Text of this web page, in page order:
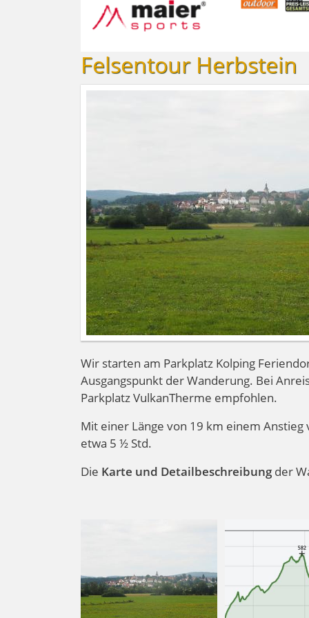
Felsentour Herbstein
Wir starten am Parkplatz Kolping
Ausgangspunkt der Wanderung. Bei
Parkplatz VulkanTherme empfohlen.
Mit einer Länge von 19 km einem
etwa 5 ½ Std.
Die Karte und Detailbeschreibungder